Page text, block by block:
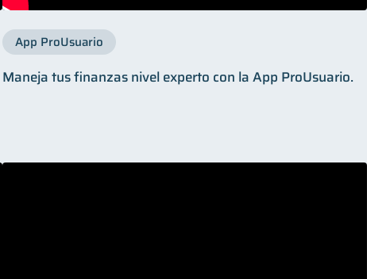
App ProUsuario
Maneja tus finanzas nivel experto con la App ProUsuario.